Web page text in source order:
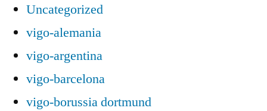
Uncategorized
vigo-alemania
vigo-argentina
vigo-barcelona
vigo-borussia dortmund